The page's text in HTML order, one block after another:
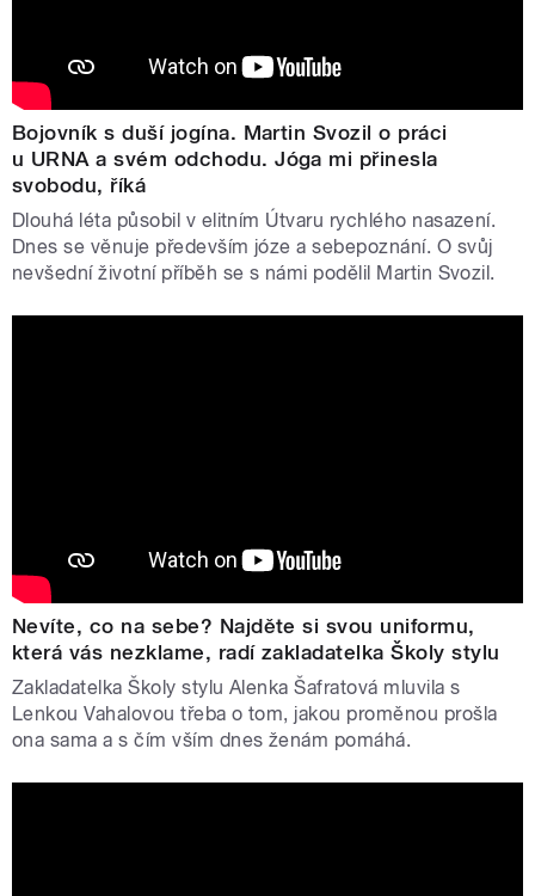
Bojovník s duší jogína. Martin Svozil o práci
u URNA a svém odchodu. Jóga mi přinesla
svobodu, říká
Dlouhá léta působil v elitním Útvaru rychlého nasazení.
Dnes se věnuje především józe a sebepoznání. O svůj
nevšední životní příběh se s námi podělil Martin Svozil.
Nevíte, co na sebe? Najděte si svou uniformu,
která vás nezklame, radí zakladatelka Školy stylu
Zakladatelka Školy stylu Alenka Šafratová mluvila s
Lenkou Vahalovou třeba o tom, jakou proměnou prošla
ona sama a s čím vším dnes ženám pomáhá.